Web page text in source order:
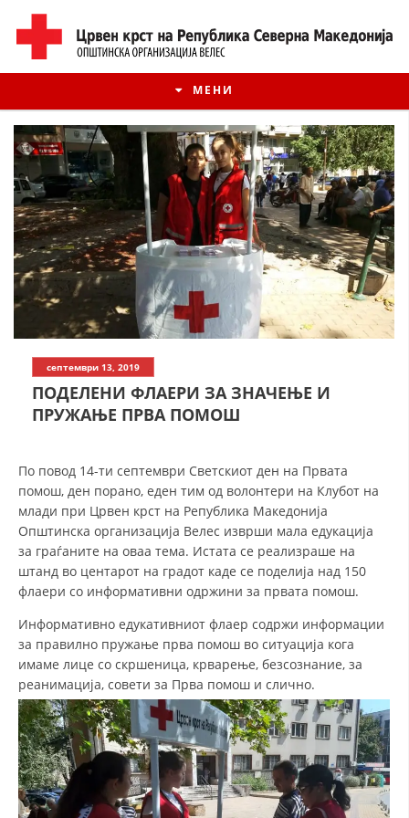
МЕНИ
ИСТОРИЈАТ НА ЦКРМ
ИСТОРИЈАТ НА ДВИЖЕЊЕТО
СТРУКТУРА НА ОРГАНИЗАЦИЈАТА
ЗАКОН ЗА ЦКРМ
СТАТУТ НА ЦКРМ
ОРГАНИЗАЦИЈА И РАЗВОЈ
РАКОВОДЕН ОДБОР
СОБРАНИЕ
СТРУКТУРА И ОРГАНИЗАЦИОНА ПОСТАВЕНОСТ
септември 13, 2019
ПОДЕЛЕНИ ФЛАЕРИ ЗА ЗНАЧЕЊЕ И
ПРУЖАЊЕ ПРВА ПОМОШ
По повод 14-ти септември Светскиот ден на Првата
помош, ден порано, еден тим од волонтери на Клубот на
млади при Црвен крст на Република Македонија
Општинска организација Велес изврши мала едукација
за граѓаните на оваа тема. Истата се реализраше на
штанд во центарот на градот каде се поделија над 150
флаери со информативни одржини за првата помош.
Информативно едукативниот флаер содржи информации
за правилно пружање прва помош во ситуација кога
имаме лице со скршеница, крварење, безсознание, за
реанимација, совети за Прва помош и слично.